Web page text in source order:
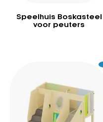
Speelhuis Boskasteel
voor peuters